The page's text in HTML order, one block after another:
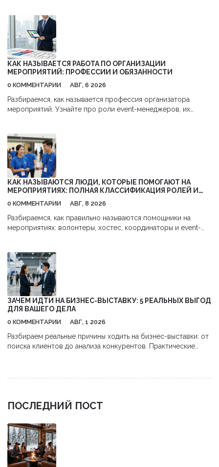
КАК НАЗЫВАЕТСЯ РАБОТА ПО ОРГАНИЗАЦИИ
МЕРОПРИЯТИЙ: ПРОФЕССИИ И ОБЯЗАННОСТИ
0 КОММЕНТАРИИ АВГ, 6 2026
Разбираемся, как называется профессия организатора
мероприятий. Узнайте про роли event-менеджеров, их
КАК НАЗЫВАЮТСЯ ЛЮДИ, КОТОРЫЕ ПОМОГАЮТ НА
МЕРОПРИЯТИЯХ: ПОЛНАЯ КЛАССИФИКАЦИЯ РОЛЕЙ И
0 КОММЕНТАРИИ АВГ, 8 2026
Разбираемся, как правильно называются помощники на
мероприятиях: волонтеры, хостес, координаторы и event-
ЗАЧЕМ ИДТИ НА БИЗНЕС-ВЫСТАВКУ: 5 РЕАЛЬНЫХ ВЫГОД
ДЛЯ ВАШЕГО ДЕЛА
0 КОММЕНТАРИИ АВГ, 1 2026
Разбираем реальные причины ходить на бизнес-выставки: от
поиска клиентов до анализа конкурентов. Практические
ПОСЛЕДНИЙ ПОСТ